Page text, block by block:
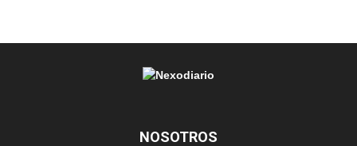
NOSOTROS